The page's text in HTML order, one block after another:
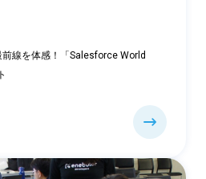
線を体感！「Salesforce World